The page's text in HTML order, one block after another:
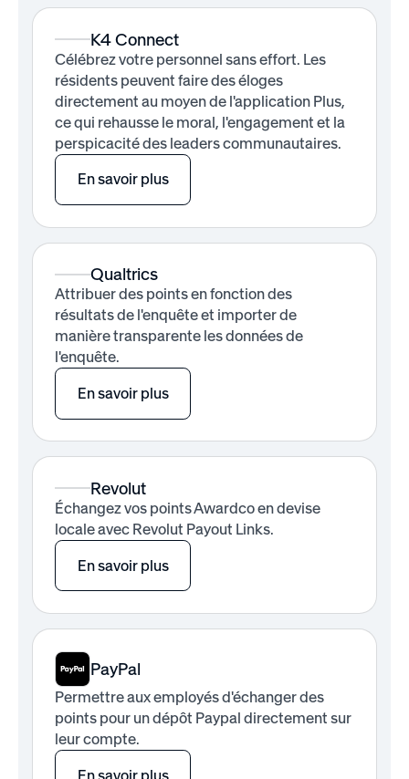
K4 Connect
Célébrez votre personnel sans effort. Les
résidents peuvent faire des éloges
directement au moyen de l'application Plus,
ce qui rehausse le moral, l'engagement et la
perspicacité des leaders communautaires.
En savoir plus
Qualtrics
Attribuer des points en fonction des
résultats de l'enquête et importer de
manière transparente les données de
l'enquête.
En savoir plus
Revolut
Échangez vos points Awardco en devise
locale avec Revolut Payout Links.
En savoir plus
PayPal
Permettre aux employés d'échanger des
points pour un dépôt Paypal directement sur
leur compte.
En savoir plus